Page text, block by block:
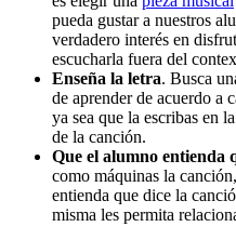
pueda gustar a nuestros
verdadero interés en
escucharla fuera del
Enseña la letra. Busca
de aprender de acuerdo a
ya sea que la escribas en
de la canción.
Que el alumno entienda
como máquinas la
entienda que dice la
misma les permita